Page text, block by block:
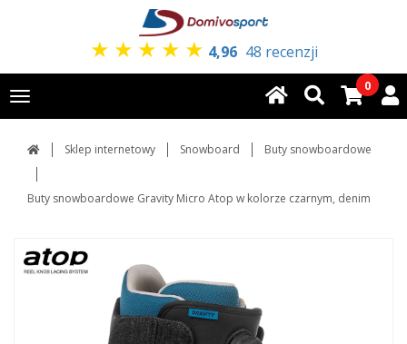
★ ★ ★ ★ ★ 4,96 48 recenzji
Toggle
navigation
0
Sklep internetowy Snowboard Buty snowboardowe
Buty snowboardowe Gravity Micro Atop w kolorze czarnym, denim